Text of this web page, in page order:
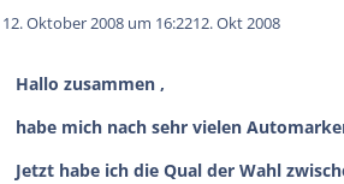
12. Oktober 2008 um 16:2212. Okt 2008
Hallo zusammen ,
habe mich nach sehr vielen
Jetzt habe ich die Qual der Wahl